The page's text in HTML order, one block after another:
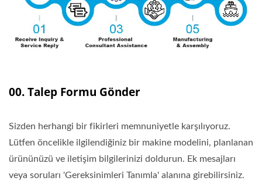
00. Talep Formu Gönder
Sizden herhangi bir fikirleri memnuniyetle karşılıyoruz.
Lütfen öncelikle ilgilendiğiniz bir makine modelini, planlanan
ürününüzü ve iletişim bilgilerinizi doldurun. Ek mesajları
veya soruları 'Gereksinimleri Tanımla' alanına girebilirsiniz.